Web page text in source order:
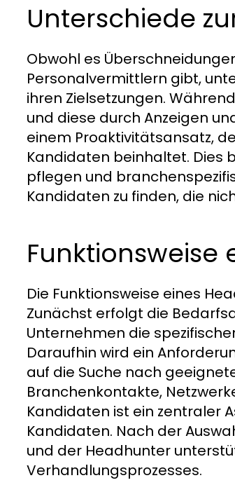
Unterschiede
Obwohl es
Personalvermittlern gibt,
ihren Zielsetzungen.
und diese durch Anzeigen
einem Proaktivitätsansatz,
Kandidaten beinhaltet. Dies
pflegen und
Kandidaten zu finden, die
Funktionsweise
Die Funktionsweise eines
Zunächst erfolgt die
Unternehmen die
Daraufhin wird ein
auf die Suche nach
Branchenkontakte,
Kandidaten ist ein zentraler
Kandidaten. Nach der
und der Headhunter
Verhandlungsprozesses.